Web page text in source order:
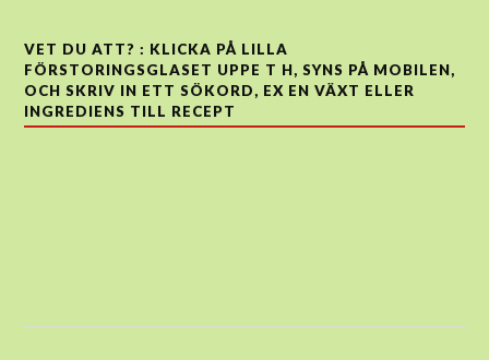
VET DU ATT? : KLICKA PÅ LILLA
FÖRSTORINGSGLASET UPPE T H, SYNS PÅ MOBILEN,
OCH SKRIV IN ETT SÖKORD, EX EN VÄXT ELLER
INGREDIENS TILL RECEPT